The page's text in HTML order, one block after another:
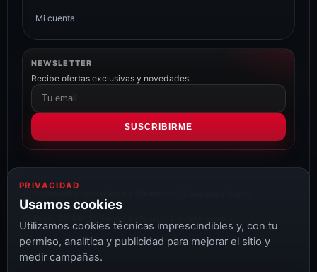
Mi cuenta
NEWSLETTER
Recibe ofertas exclusivas y novedades.
Correo
electrónico
SUSCRIBIRME
PRIVACIDAD
Usamos cookies
Utilizamos cookies técnicas imprescindibles y, con tu
permiso, analítica y publicidad para mejorar el sitio y
medir campañas.